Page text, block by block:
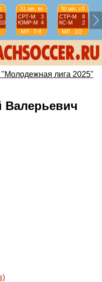
0
10
31 авг, вс
СРТ-М
3
ЮМР-М 4
МЛ
7-8
30 авг, сб
СТР-М
8
КС-М
2
МЛ
1/2
"Молодежная лига 2025"